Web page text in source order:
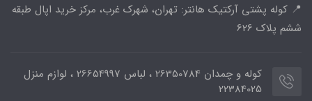
📍 کوله پشتی آرکتیک هانتر: تهران، شهرک غرب، مرکز خرید اپال طبقه
ششم پلاک 626
کوله و چمدان 26350784 ، لباس 26654997 ، لوازم منزل
22384025